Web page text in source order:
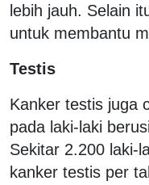
lebih jauh. Selain
untuk membantu
Testis
Kanker testis juga
pada laki-laki
Sekitar 2.200 laki-
kanker testis per